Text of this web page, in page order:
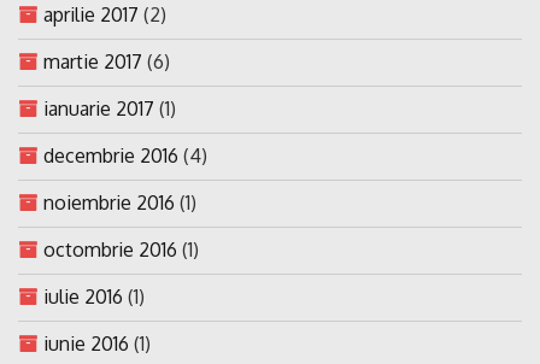
aprilie 2017 (2)
martie 2017 (6)
ianuarie 2017 (1)
decembrie 2016 (4)
noiembrie 2016 (1)
octombrie 2016 (1)
iulie 2016 (1)
iunie 2016 (1)